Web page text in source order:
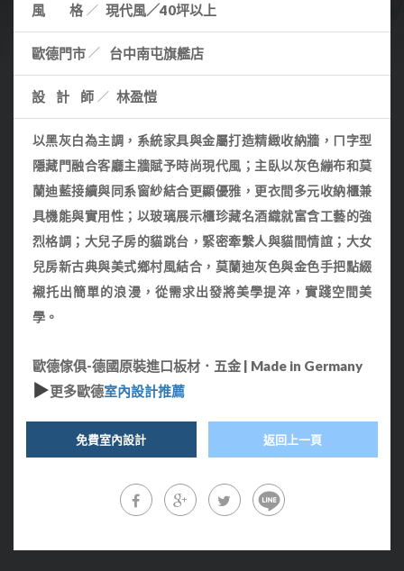
風 格 現代風／40坪以上
歐德門市 台中南屯旗艦店
設計師 林盈愷
以黑灰白為主調，系統家具與金屬打造精緻收納牆，ㄇ字型
隱藏門融合客廳主牆賦予時尚現代風；主臥以灰色繃布和莫
蘭迪藍接續與同系窗紗結合更顯優雅， 更衣間多元收納櫃兼
具機能與實用性； 以玻璃展示櫃珍藏名酒織就富含工藝的強
烈格調；大兒子房的貓跳台，緊密牽繫人與貓間情誼；大女
兒房新古典與美式鄉村風結合，莫蘭迪灰色與金色手把點綴
襯托出簡單的浪漫， 從需求出發將美學提淬， 實踐空間美
學。
歐德傢俱-德國原裝進口板材．五金 | Made in Germany
▶更多歐德室內設計推薦
免費室內設計 返回上一頁